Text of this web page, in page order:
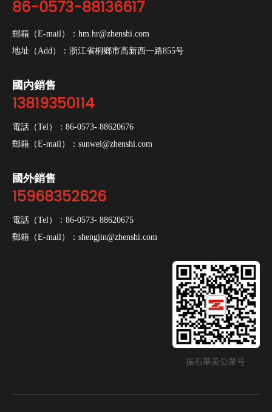
86-0573-88136617
郵箱（E-mail）： hm.hr@zhenshi.com
地址（Add）：浙江省桐鄉市高新西一路855号
國内銷售
13819350114
電話（Tel）： 86-0573- 88620676
郵箱（E-mail）： sunwei@zhenshi.com
國外銷售
15968352626
電話（Tel）： 86-0573- 88620675
郵箱（E-mail）： shengjin@zhenshi.com
振石華美公衆号